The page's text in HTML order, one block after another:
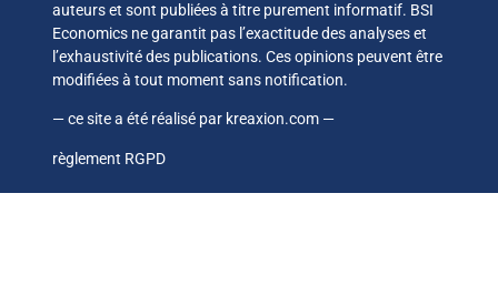
auteurs et sont publiées à titre purement informatif. BSI
Economics ne garantit pas l’exactitude des analyses et
l’exhaustivité des publications. Ces opinions peuvent être
modifiées à tout moment sans notification.
— ce site a été réalisé par kreaxion.com —
règlement RGPD